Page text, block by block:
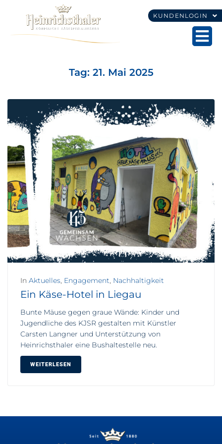
KUNDENLOGIN
Tag: 21. Mai 2025
In Aktuelles, Engagement, Nachhaltigkeit
Ein Käse-Hotel in Liegau
Bunte Mäuse gegen graue Wände: Kinder und
Jugendliche des KJSR gestalten mit Künstler
Carsten Langner und Unterstützung von
Heinrichsthaler eine Bushaltestelle neu.
WEITERLESEN